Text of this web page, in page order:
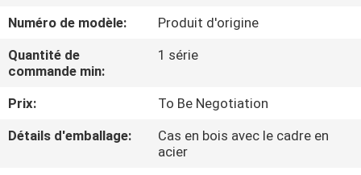
VISITE
CONTRÔLE
Numéro de modèle:
Produit d'origine
Quantité de
commande min:
1 série
Prix:
To Be Negotiation
Détails d'emballage:
Cas en bois avec le cadre en
acier